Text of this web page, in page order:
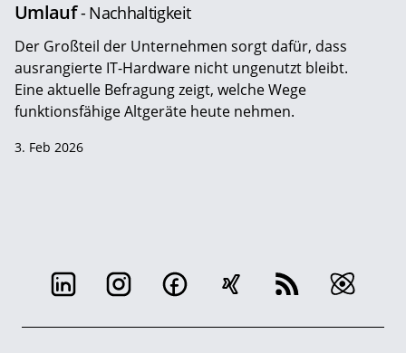
Umlauf- Nachhaltigkeit
Der Großteil der Unternehmen sorgt dafür, dass
ausrangierte IT-Hardware nicht ungenutzt bleibt.
Eine aktuelle Befragung zeigt, welche Wege
funktionsfähige Altgeräte heute nehmen.
3. Feb 2026